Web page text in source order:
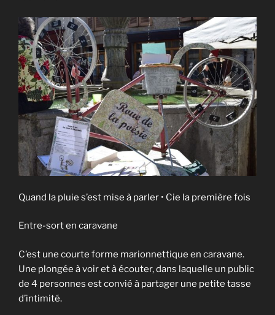
Quand la pluie s’est mise à parler • Cie la première fois
Entre-sort en caravane
C’est une courte forme marionnettique en caravane.
Une plongée à voir et à écouter, dans laquelle un public
de 4 personnes est convié à partager une petite tasse
d’intimité.